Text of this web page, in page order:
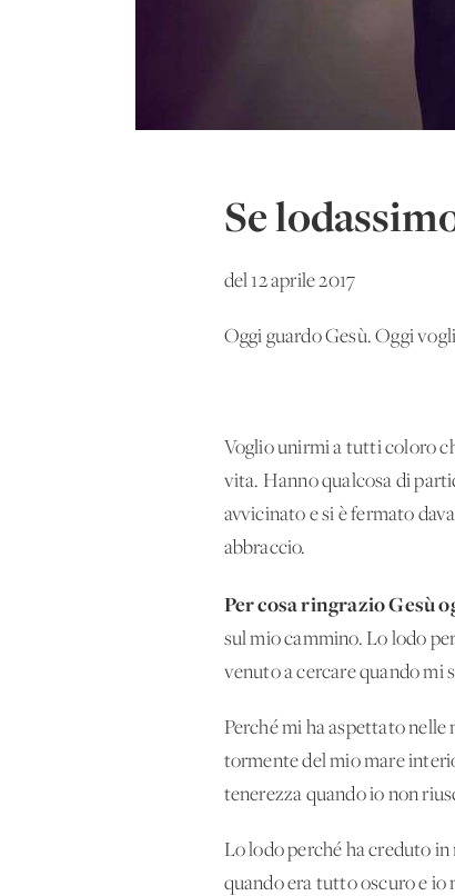
Se
del 12 aprile 2017
Oggi guardo Gesù. Oggi
Voglio unirmi a tutti coloro
vita. Hanno qualcosa di
avvicinato e si è fermato
abbraccio.
Per cosa ringrazio Gesù
sul mio cammino. Lo lodo
venuto a cercare quando mi
Perché mi ha aspettato nelle
tormente del mio mare
tenerezza quando io non
Lo lodo perché ha creduto in
quando era tutto oscuro e io